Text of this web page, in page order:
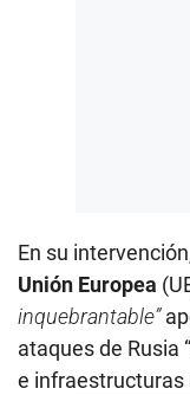
En su
Unión Europea
inquebrantable”
ataques de Rusia “
e infraestructuras